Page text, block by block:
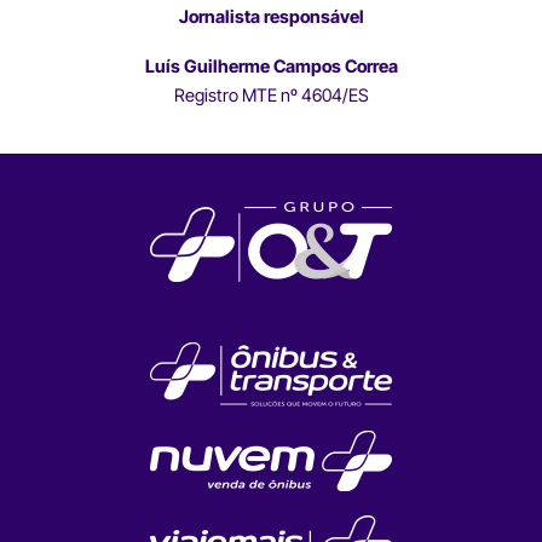
Jornalista responsável
Luís Guilherme Campos Correa
Registro MTE nº 4604/ES